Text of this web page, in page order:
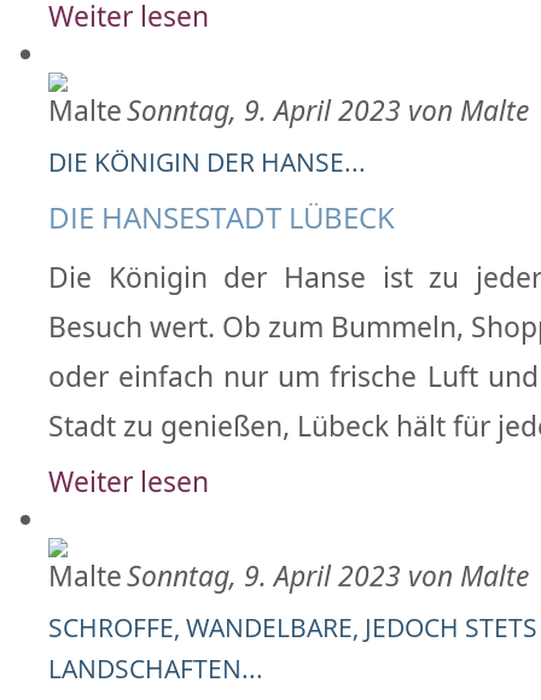
Weiter lesen
Sonntag, 9. April 2023 von Malte
DIE KÖNIGIN DER HANSE...
DIE HANSESTADT LÜBECK
Die Königin der Hanse ist zu
Besuch wert. Ob zum Bummeln,
oder einfach nur um frische Luft
Stadt zu genießen, Lübeck hält für
Weiter lesen
Sonntag, 9. April 2023 von Malte
SCHROFFE, WANDELBARE, JEDOCH
LANDSCHAFTEN...